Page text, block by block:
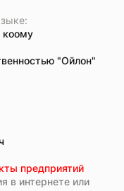
коому
"Ойлон"
предприятий
в интернете или